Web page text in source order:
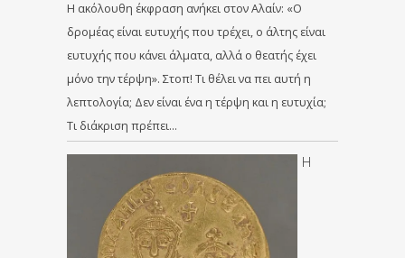
Η ακόλουθη έκφραση ανήκει στον Αλαίν: «Ο
δρομέας είναι ευτυχής που τρέχει, ο άλτης είναι
ευτυχής που κάνει άλματα, αλλά ο θεατής έχει
μόνο την τέρψη». Στοπ! Τι θέλει να πει αυτή η
λεπτολογία; Δεν είναι ένα η τέρψη και η ευτυχία;
Τι διάκριση πρέπει…
Η